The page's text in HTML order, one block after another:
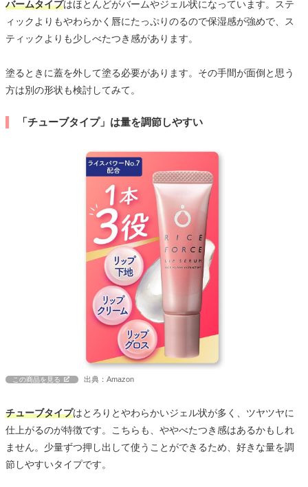
バームタイプはほとんどがバームやジェル状になっています。ステ
ィックよりもやわらかく唇にたっぷりのるので保湿感が強めで、ス
ティックよりも少しべたつき感があります。
塗るときに蓋を外して塗る必要があります。その手間が面倒と思う
方は別の形状も検討してみて。
「チューブタイプ」は量を調節しやすい
この商品を見る 出典：Amazon
チューブタイプはとろりとやわらかいジェル状が多く、ツヤツヤに
仕上がるのが特徴です。こちらも、ややべたつき感はあるかもしれ
ません。少量ずつ押し出して使うことができるため、好きな量を調
節しやすいタイプです。